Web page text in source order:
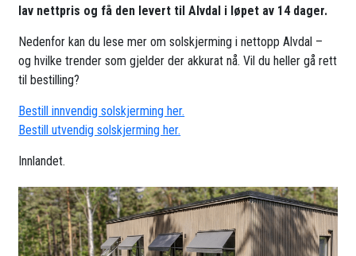
lav nettpris og få den levert til Alvdal i løpet av 14 dager.
Nedenfor kan du lese mer om solskjerming i nettopp Alvdal –
og hvilke trender som gjelder der akkurat nå. Vil du heller gå rett
til bestilling?
Bestill innvendig solskjerming her.
Bestill utvendig solskjerming her.
Innlandet.